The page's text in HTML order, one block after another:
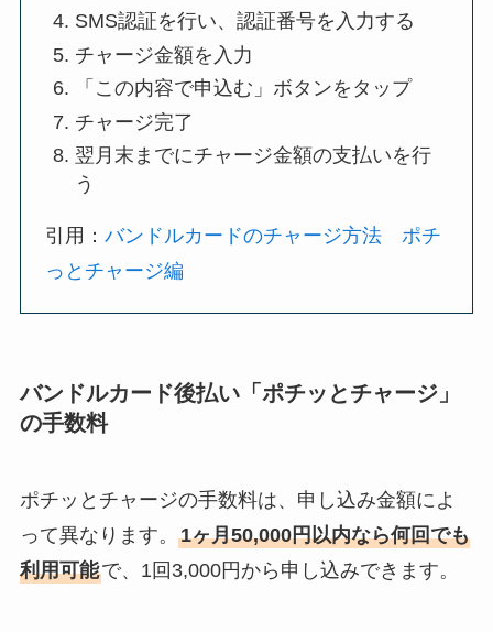
SMS認証を行い、認証番号を入力する
チャージ金額を入力
「この内容で申込む」ボタンをタップ
チャージ完了
翌月末までにチャージ金額の支払いを行
う
引用：バンドルカードのチャージ方法 ポチ
っとチャージ編
バンドルカード後払い「ポチッとチャージ」
の手数料
ポチッとチャージの手数料は、申し込み金額によ
って異なります。 1ヶ月50,000円以内なら何回でも
利用可能で、1回3,000円から申し込みできます。